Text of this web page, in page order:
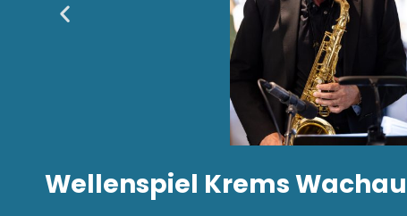
Wellenspiel Krems Wachau